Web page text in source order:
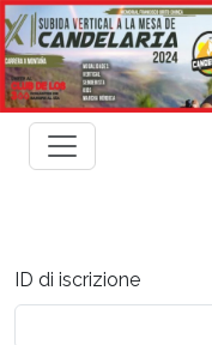
ID di iscrizione